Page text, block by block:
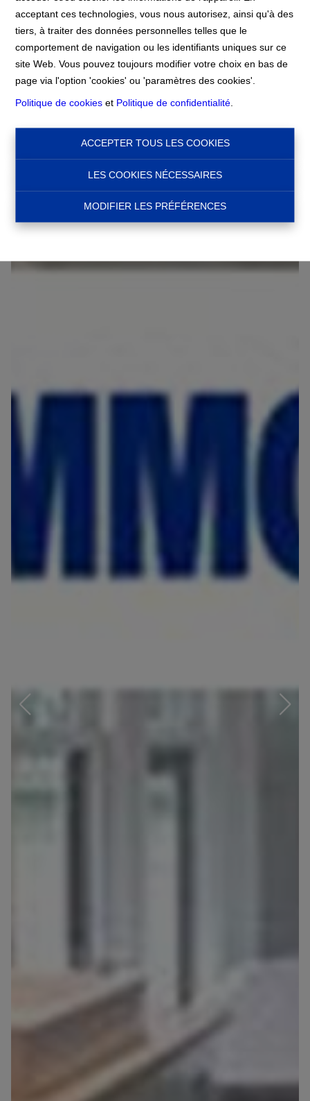
acceptant ces technologies, vous nous autorisez, ainsi qu'à des
tiers, à traiter des données personnelles telles que le
comportement de navigation ou les identifiants uniques sur ce
site Web. Vous pouvez toujours modifier votre choix en bas de
page via l'option 'cookies' ou 'paramètres des cookies'.
Politique de cookies et Politique de confidentialité.
ACCEPTER TOUS LES COOKIES
LES COOKIES NÉCESSAIRES
MODIFIER LES PRÉFÉRENCES
Accueil À Louer
APPARTEMENT 2
CHAMBRES MEUBLÉ
1000 Bruxelles € 1.500